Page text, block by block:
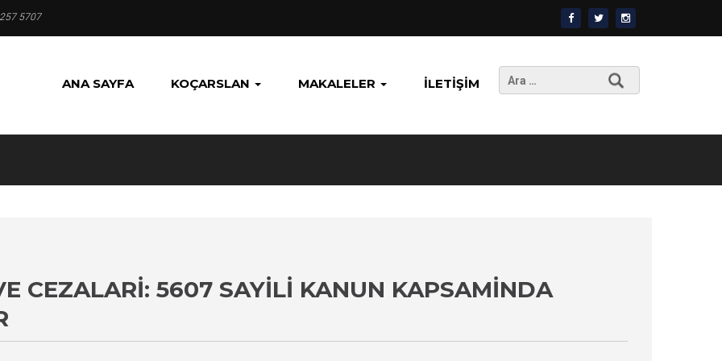
5707
ANA SAYFA KOÇARSLAN MAKALELER İLETIŞIM
Arama:
CEZALARI: 5607 SAYILI KANUN KAPSAMINDA